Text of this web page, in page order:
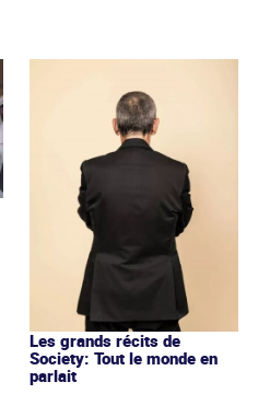
Les grands récits de
Society: Tout le monde en
parlait